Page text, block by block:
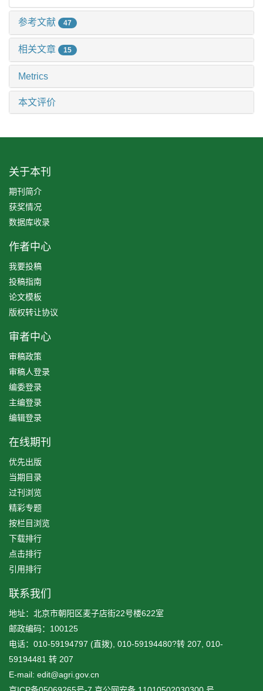
参考文献 47
相关文章 15
Metrics
本文评价
关于本刊
期刊简介
获奖情况
数据库收录
作者中心
我要投稿
投稿指南
论文模板
版权转让协议
审者中心
审稿政策
审稿人登录
编委登录
主编登录
编辑登录
在线期刊
优先出版
当期目录
过刊浏览
精彩专题
按栏目浏览
下载排行
点击排行
引用排行
联系我们
地址：北京市朝阳区麦子店街22号楼622室
邮政编码：100125
电话：010-59194797 (直拨), 010-59194480?转 207, 010-
59194481 转 207
E-mail: edit@agri.gov.cn